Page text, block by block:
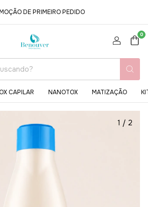
DE PRIMEIRO PEDIDO
0
CAPILAR NANOTOX MATIZAÇÃO
1 / 2